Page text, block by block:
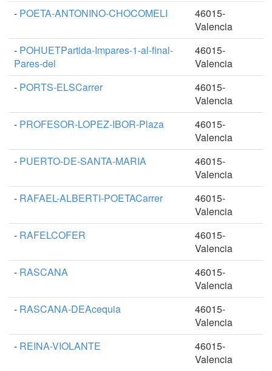
- POETA-ANTONINO-CHOCOMELI
46015-
Valencia
- POHUETPartida-Impares-1-al-final-
Pares-del
46015-
Valencia
- PORTS-ELSCarrer
46015-
Valencia
- PROFESOR-LOPEZ-IBOR-Plaza
46015-
Valencia
- PUERTO-DE-SANTA-MARIA
46015-
Valencia
- RAFAEL-ALBERTI-POETACarrer
46015-
Valencia
- RAFELCOFER
46015-
Valencia
- RASCANA
46015-
Valencia
- RASCANA-DEAcequia
46015-
Valencia
- REINA-VIOLANTE
46015-
Valencia